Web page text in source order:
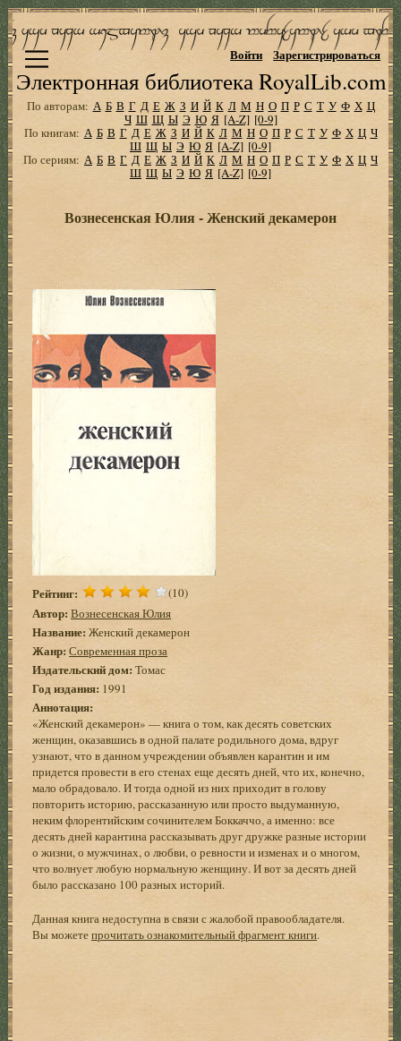
Электронная библиотека RoyalLib.com
Войти Зарегистрироваться
По авторам: А Б В Г Д Е Ж З И Й К Л М Н О П Р С Т У Ф Х Ц
Ч Ш Щ Ы Э Ю Я [A-Z] [0-9]
По книгам: А Б В Г Д Е Ж З И Й К Л М Н О П Р С Т У Ф Х Ц Ч
Ш Щ Ы Э Ю Я [A-Z] [0-9]
По сериям: А Б В Г Д Е Ж З И Й К Л М Н О П Р С Т У Ф Х Ц Ч
Ш Щ Ы Э Ю Я [A-Z] [0-9]
Вознесенская Юлия - Женский декамерон
Рейтинг: (10)
Автор: Вознесенская Юлия
Название: Женский декамерон
Жанр: Современная проза
Издательский дом: Томас
Год издания: 1991
Аннотация:
«Женский декамерон» — книга о том, как десять советских
женщин, оказавшись в одной палате родильного дома, вдруг
узнают, что в данном учреждении объявлен карантин и им
придется провести в его стенах еще десять дней, что их, конечно,
мало обрадовало. И тогда одной из них приходит в голову
повторить историю, рассказанную или просто выдуманную,
неким флорентийским сочинителем Боккаччо, а именно: все
десять дней карантина рассказывать друг дружке разные истории
о жизни, о мужчинах, о любви, о ревности и изменах и о многом,
что волнует любую нормальную женщину. И вот за десять дней
было рассказано 100 разных историй.
Данная книга недоступна в связи с жалобой правообладателя.
Вы можетепрочитать ознакомительный фрагмент книги.